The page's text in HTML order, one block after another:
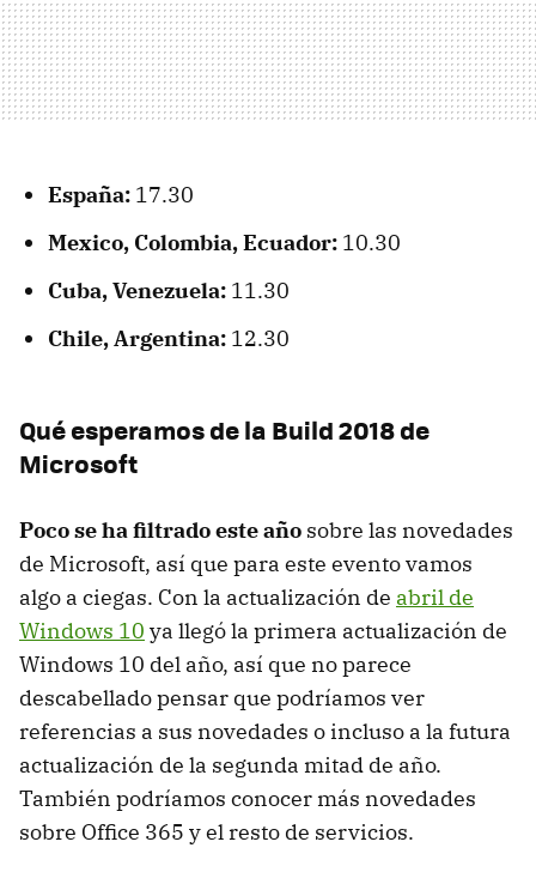
España: 17.30
Mexico, Colombia, Ecuador: 10.30
Cuba, Venezuela: 11.30
Chile, Argentina: 12.30
Qué esperamos de la Build 2018 de
Microsoft
Poco se ha filtrado este año sobre las novedades
de Microsoft, así que para este evento vamos
algo a ciegas. Con la actualización de abril de
Windows 10 ya llegó la primera actualización de
Windows 10 del año, así que no parece
descabellado pensar que podríamos ver
referencias a sus novedades o incluso a la futura
actualización de la segunda mitad de año.
También podríamos conocer más novedades
sobre Office 365 y el resto de servicios.